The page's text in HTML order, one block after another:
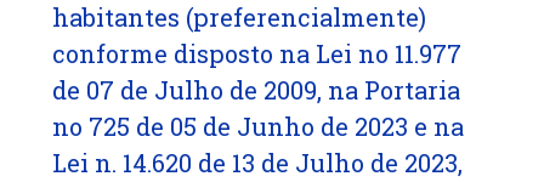
habitantes (preferencialmente)
conforme disposto na Lei no 11.977
de 07 de Julho de 2009, na Portaria
no 725 de 05 de Junho de 2023 e na
Lei n. 14.620 de 13 de Julho de 2023,